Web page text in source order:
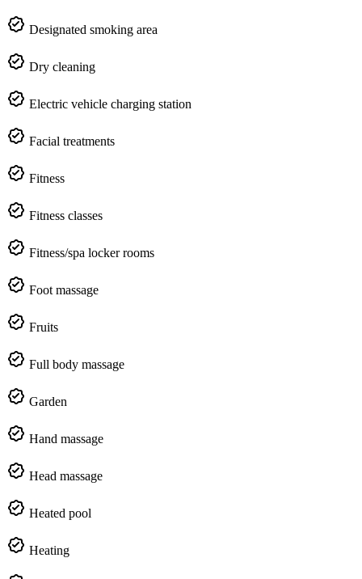
Designated smoking area
Dry cleaning
Electric vehicle charging station
Facial treatments
Fitness
Fitness classes
Fitness/spa locker rooms
Foot massage
Fruits
Full body massage
Garden
Hand massage
Head massage
Heated pool
Heating